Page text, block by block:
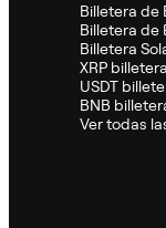
Billetera de
Billetera de
Billetera
XRP billetera
USDT
BNB
Ver todas